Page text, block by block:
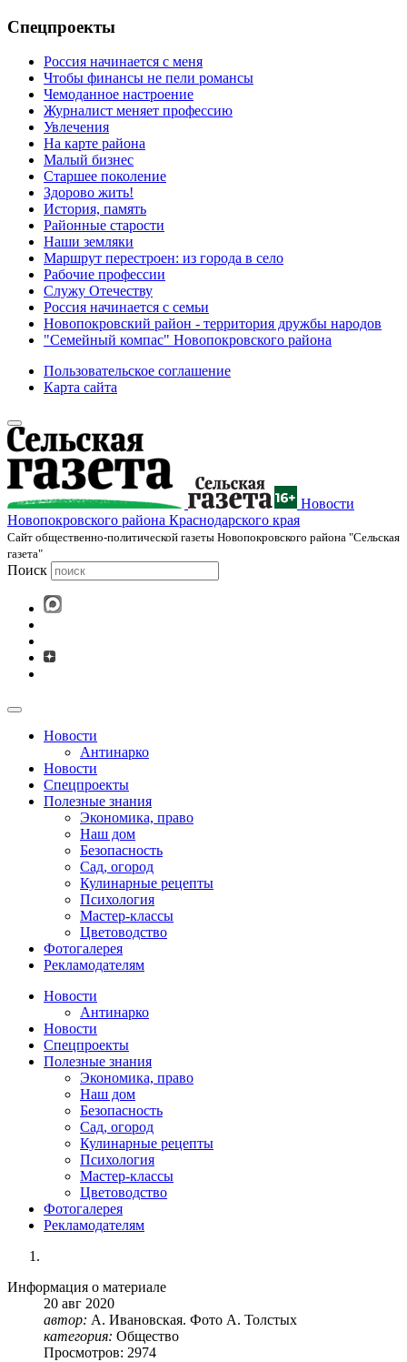
Спецпроекты
Россия начинается с меня
Чтобы финансы не пели романсы
Чемоданное настроение
Журналист меняет профессию
Увлечения
На карте района
Малый бизнес
Старшее поколение
Здорово жить!
История, память
Районные старости
Наши земляки
Маршрут перестроен: из города в село
Рабочие профессии
Служу Отечеству
Россия начинается с семьи
Новопокровский район - территория дружбы народов
"Семейный компас" Новопокровского района
Пользовательское соглашение
Карта сайта
Новости
Новопокровского района Краснодарского края
Cайт общественно-политической газеты Новопокровского района "Сельская
газета"
Поиск
Новости
Антинарко
Новости
Спецпроекты
Полезные знания
Экономика, право
Наш дом
Безопасность
Сад, огород
Кулинарные рецепты
Психология
Мастер-классы
Цветоводство
Фотогалерея
Рекламодателям
Новости
Антинарко
Новости
Спецпроекты
Полезные знания
Экономика, право
Наш дом
Безопасность
Сад, огород
Кулинарные рецепты
Психология
Мастер-классы
Цветоводство
Фотогалерея
Рекламодателям
Информация о материале
20 авг 2020
автор: А. Ивановская. Фото А. Толстых
категория: Общество
Просмотров: 2974